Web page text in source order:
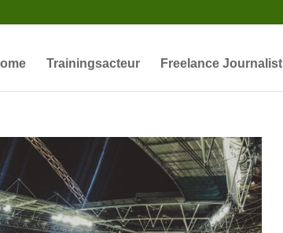
Trainingsacteur Freelance Journalist